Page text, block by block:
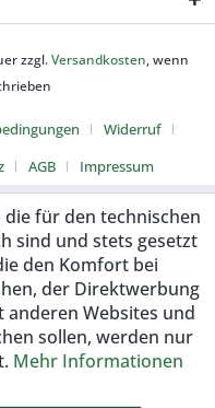
zzgl.Versandkosten, wenn
Widerruf
AGB Impressum
die für den technischen
sind und stets gesetzt
den Komfort bei
der Direktwerbung
Websites und
sollen, werden nur
Mehr Informationen